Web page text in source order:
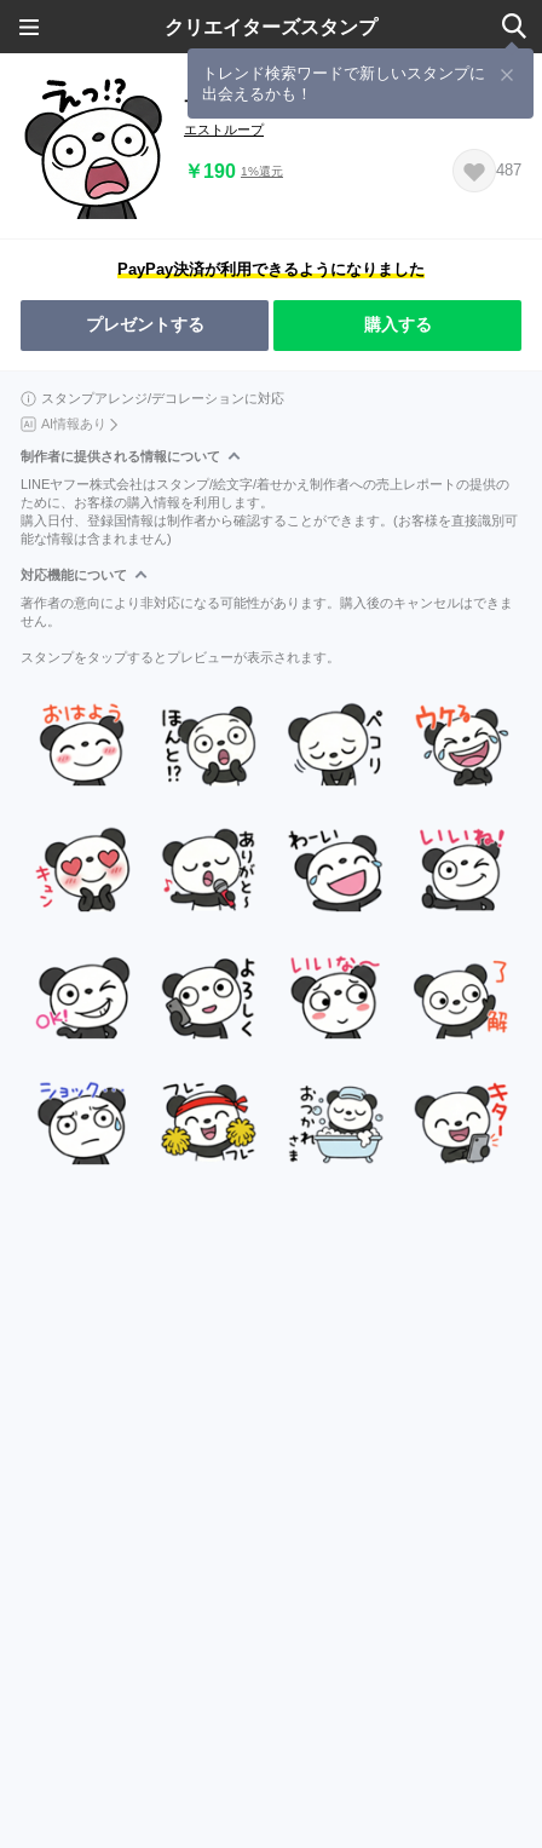
クリエイターズスタンプ
トレンド検索ワードで新しいスタンプに
出会えるかも！
サクッと返信☆ふんわかパンダ
エストループ
￥190 1%還元 487
PayPay決済が利用できるようになりました
プレゼントする 購入する
スタンプアレンジ/デコレーションに対応
AI情報あり
制作者に提供される情報について
LINEヤフー株式会社はスタンプ/絵文字/着せかえ制作者への売上レポートの提供の
ために、お客様の購入情報を利用します。
購入日付、登録国情報は制作者から確認することができます。(お客様を直接識別可
能な情報は含まれません)
対応機能について
著作者の意向により非対応になる可能性があります。購入後のキャンセルはできま
せん。
スタンプをタップするとプレビューが表示されます。